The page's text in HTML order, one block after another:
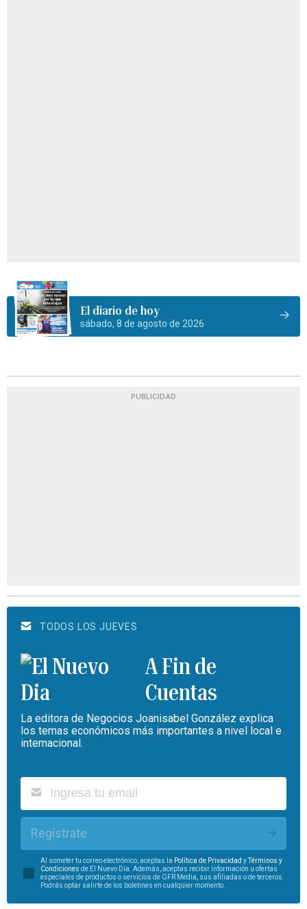
El diario de hoy
sábado, 8 de agosto de 2026
PUBLICIDAD
TODOS LOS JUEVES
A Fin de
Cuentas
La editora de Negocios Joanisabel González explica
los temas económicos más importantes a nivel local e
internacional.
Regístrate
Al someter tu correo electrónico, aceptas la Política de Privacidad yTérminos y
Condiciones de El Nuevo Día. Además, aceptas recibir información u ofertas
especiales de productos o servicios de GFR Media, sus afiliadas o de terceros.
Podrás optar salirte de los boletines en cualquier momento.